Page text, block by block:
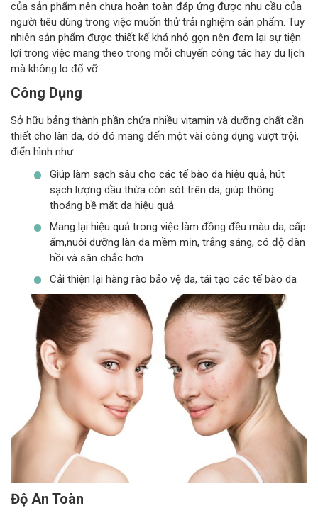
của sản phẩm nên chưa hoàn toàn đáp ứng được nhu cầu của
người tiêu dùng trong việc muốn thử trải nghiệm sản phẩm. Tuy
nhiên sản phẩm được thiết kế khá nhỏ gọn nên đem lại sự tiện
lợi trong việc mang theo trong mỗi chuyến công tác hay du lịch
mà không lo đổ vỡ.
Công Dụng
Sở hữu bảng thành phần chứa nhiều vitamin và dưỡng chất cần
thiết cho làn da, dó đó mang đến một vài công dụng vượt trội,
điển hình như
Giúp làm sạch sâu cho các tế bào da hiệu quả, hút
sạch lượng dầu thừa còn sót trên da, giúp thông
thoáng bề mặt da hiệu quả
Mang lại hiệu quả trong việc làm đồng đều màu da, cấp
ẩm,nuôi dưỡng làn da mềm mịn, trắng sáng, có độ đàn
hồi và săn chắc hơn
Cải thiện lại hàng rào bảo vệ da, tái tạo các tế bào da
Độ An Toàn